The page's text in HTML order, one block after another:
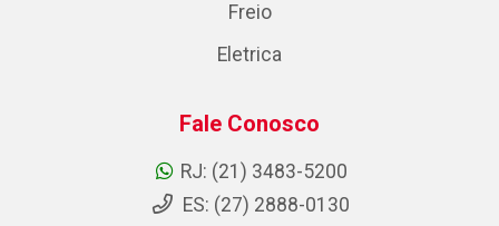
Freio
Eletrica
Fale Conosco
RJ: (21) 3483-5200
ES: (27) 2888-0130